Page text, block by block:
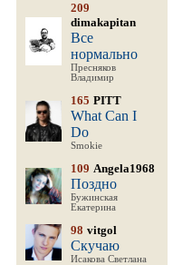
209
dimakapitan
Все
нормально
Пресняков
Владимир
165 PITT
What Can I
Do
Smokie
109 Angela1968
Поздно
Бужинская
Екатерина
98 vitgol
Скучаю
Исакова Светлана